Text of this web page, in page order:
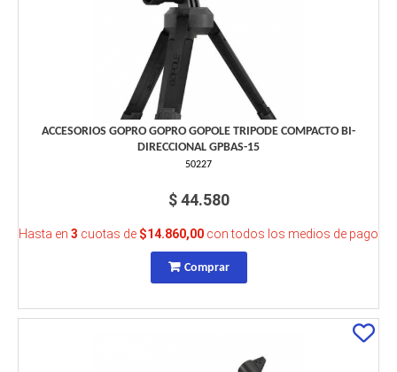
ACCESORIOS GOPRO GOPRO GOPOLE TRIPODE COMPACTO BI-
DIRECCIONAL GPBAS-15
50227
$ 44.580
Hasta en 3 cuotas de $14.860,00 con todos los medios de pago
Comprar